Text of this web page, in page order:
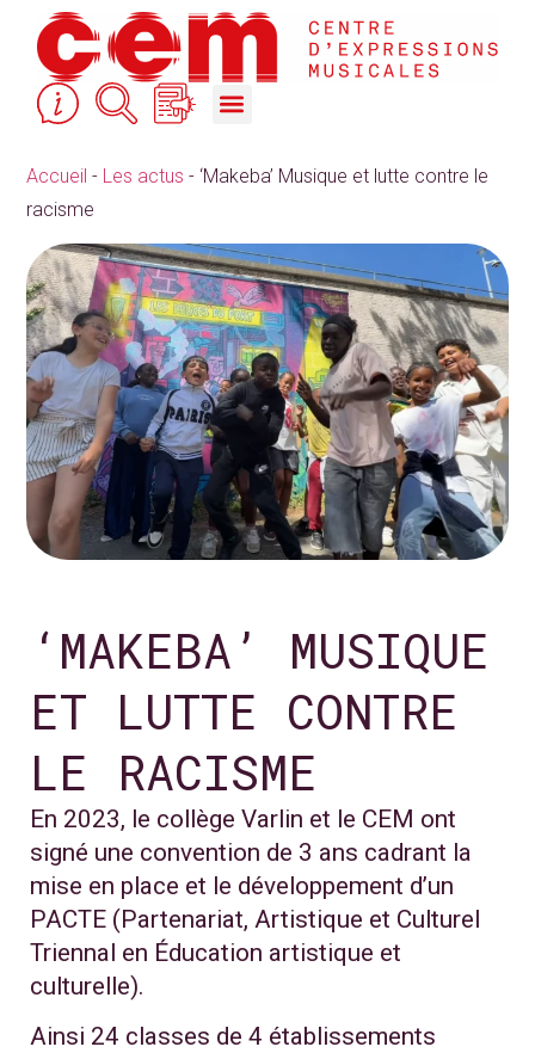
Accueil - Les actus - ‘Makeba’ Musique et lutte contre le
racisme
‘MAKEBA’ MUSIQUE
ET LUTTE CONTRE
LE RACISME
En 2023, le collège Varlin et le CEM ont
signé une convention de 3 ans cadrant la
mise en place et le développement d’un
PACTE (Partenariat, Artistique et Culturel
Triennal en Éducation artistique et
culturelle).
Ainsi 24 classes de 4 établissements